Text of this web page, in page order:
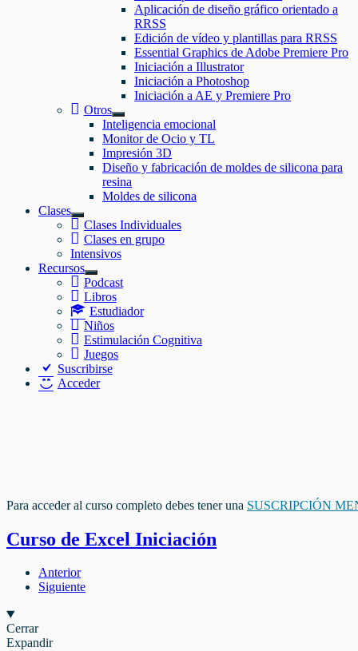
el
submenú
Aplicación de diseño gráfico orientado a
RRSS
Edición de vídeo y plantillas para RRSS
Essential Graphics de Adobe Premiere Pro
Iniciación a Illustrator
Iniciación a Photoshop
Iniciación a AE y Premiere Pro
Otros
Mostrar
el
submenú
Inteligencia emocional
Monitor de Ocio y TL
Impresión 3D
Diseño y fabricación de moldes de silicona para
resina
Moldes de silicona
Clases
Mostrar
el
submenú
Clases Individuales
Clases en grupo
Intensivos
Recursos
Mostrar
el
submenú
Podcast
Libros
Estudiador
Niños
Estimulación Cognitiva
Juegos
Suscribirse
Acceder
Para acceder al curso completo debes tener una SUSCRIPCIÓN
Curso de Excel Iniciación
Anterior
Siguiente
Cerrar
Expandir